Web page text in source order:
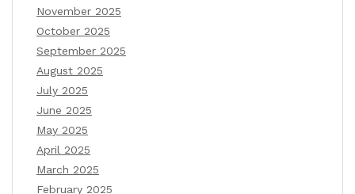
November 2025
October 2025
September 2025
August 2025
July 2025
June 2025
May 2025
April 2025
March 2025
February 2025